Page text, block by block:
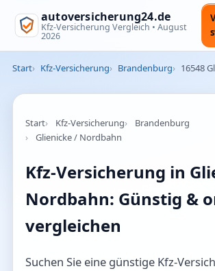
autoversicherung24.de
Kfz-Versicherung Vergleich • August
2026
Start Kfz-Versicherung Brandenburg 16548
Start Kfz-Versicherung
Brandenburg
Glienicke / Nordbahn
Kfz-Versicherung in
Nordbahn: Günstig &
vergleichen
Suchen Sie eine günstige Kfz-